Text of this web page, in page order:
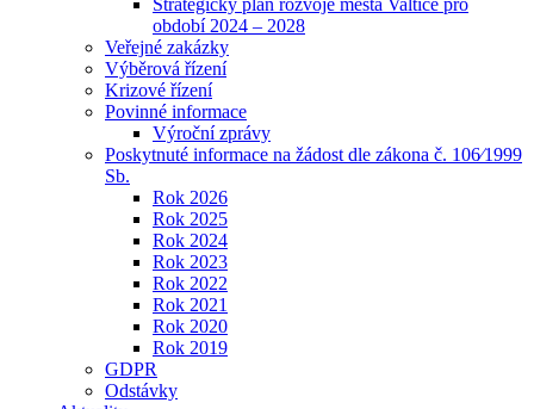
Strategický plán rozvoje města Valtice pro
období 2024 – 2028
Veřejné zakázky
Výběrová řízení
Krizové řízení
Povinné informace
Výroční zprávy
Poskytnuté informace na žádost dle zákona č. 106⁄1999
Sb.
Rok 2026
Rok 2025
Rok 2024
Rok 2023
Rok 2022
Rok 2021
Rok 2020
Rok 2019
GDPR
Odstávky